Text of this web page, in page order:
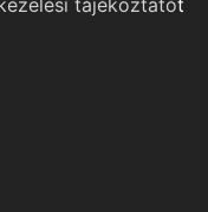
tájékoztatót